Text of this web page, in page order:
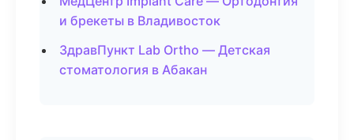
и брекеты в Владивосток
ЗдравПункт Lab Ortho — Детская
стоматология в Абакан